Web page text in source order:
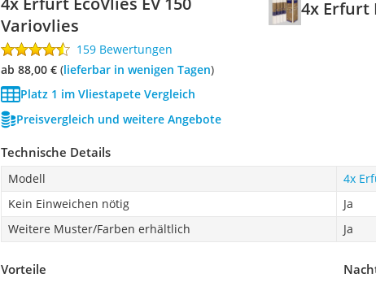
4x Erfurt
Variovlies
159 Bewertungen
ab 88,00 €( Lieferbar in wenigen Tagen)
Platz 1 im Vliestapete Vergleich
Preisvergleich und weitere Angebote
Technische Details
Modell
4x
Kein Einweichen nötig
Ja
Weitere Muster/Farben erhältlich
Ja
Vorteile